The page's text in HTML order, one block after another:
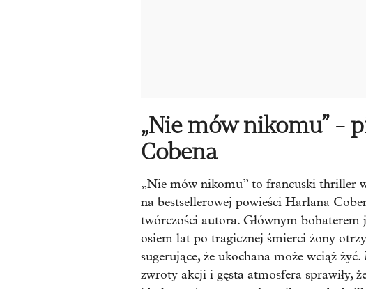
„Nie mów nikomu” -
Cobena
„Nie mów nikomu” to francuski thriller
na bestsellerowej powieści Harlana
twórczości autora. Głównym bohaterem
osiem lat po tragicznej śmierci żony
sugerujące, że ukochana może wciąż
zwroty akcji i gęsta atmosfera sprawiły,